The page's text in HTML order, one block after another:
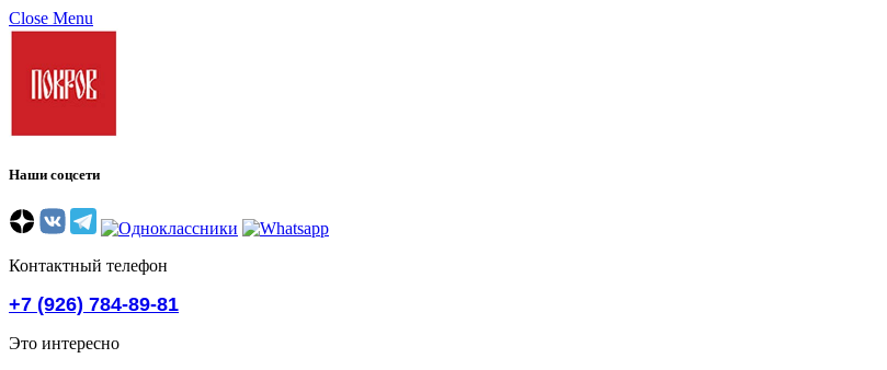
Close Menu
Наши соцсети
Контактный телефон
+7 (926) 784-89-81
Это интересно